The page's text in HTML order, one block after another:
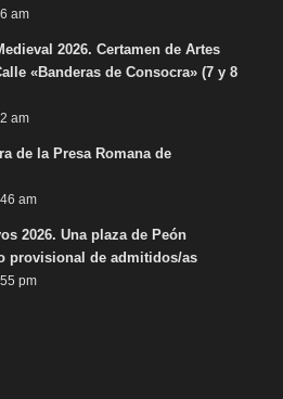
am
2026. Certamen de Artes
«Banderas de Consocra» (7 y 8
am
de la Presa Romana de
am
2026. Una plaza de Peón
provisional de admitidos/as
pm